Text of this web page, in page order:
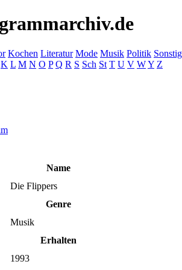
Kochen Literatur Mode Musik Politik
K L M N O P Q R S Sch St T U V WY Z
Name
Die Flippers
Genre
Musik
Erhalten
1993